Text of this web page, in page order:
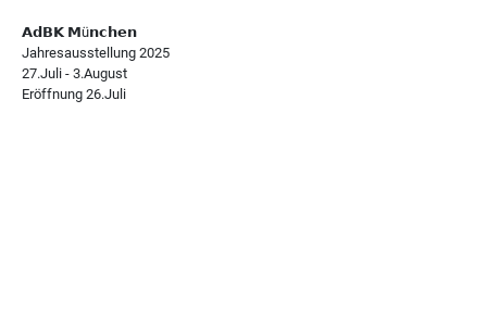
𝗔𝗱𝗕𝗞 𝗠ü𝗻𝗰𝗵𝗲𝗻
Jahresausstellung 2025
27.Juli - 3.August
Eröffnung 26.Juli